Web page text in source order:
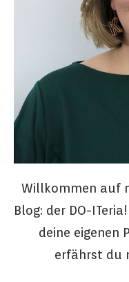
Willkommen auf
Blog: der DO-
deine eigenen
erfährst du